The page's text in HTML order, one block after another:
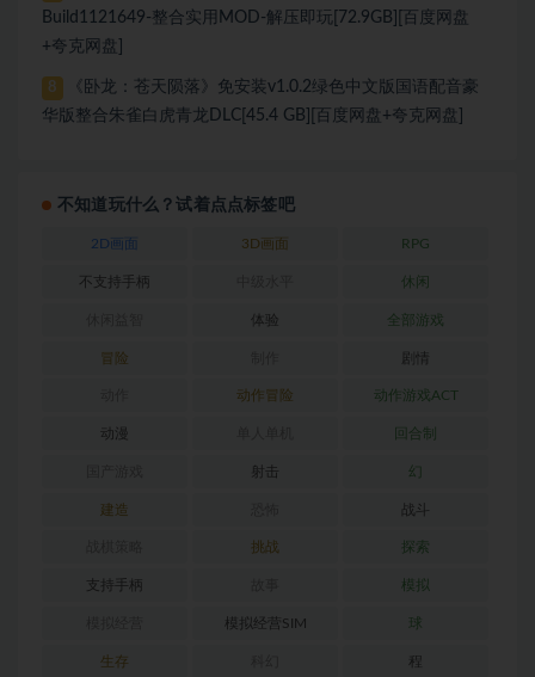
Build1121649-整合实用MOD-解压即玩[72.9GB][百度网盘
+夸克网盘]
8
《卧龙：苍天陨落》免安装v1.0.2绿色中文版国语配音豪
华版整合朱雀白虎青龙DLC[45.4 GB][百度网盘+夸克网盘]
不知道玩什么？试着点点标签吧
2D画面 3D画面 RPG
不支持手柄 休闲
体验 全部游戏
冒险 剧情
动作冒险 动作游戏ACT
动漫 回合制
射击 幻
建造 战斗
挑战 探索
支持手柄 模拟
模拟经营SIM 球
生存 程